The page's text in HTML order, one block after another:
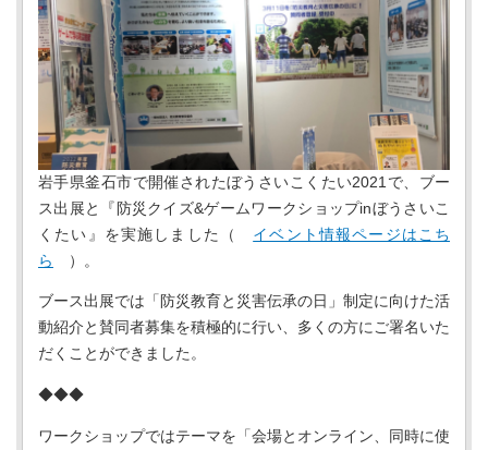
岩手県釜石市で開催されたぼうさいこくたい2021で、ブー
ス出展と『防災クイズ&ゲームワークショップinぼうさいこ
くたい』を実施しました（ イベント情報ページはこち
ら
）。
ブース出展では「防災教育と災害伝承の日」制定に向けた活
動紹介と賛同者募集を積極的に行い、多くの方にご署名いた
だくことができました。
◆◆◆
ワークショップではテーマを「会場とオンライン、同時に使